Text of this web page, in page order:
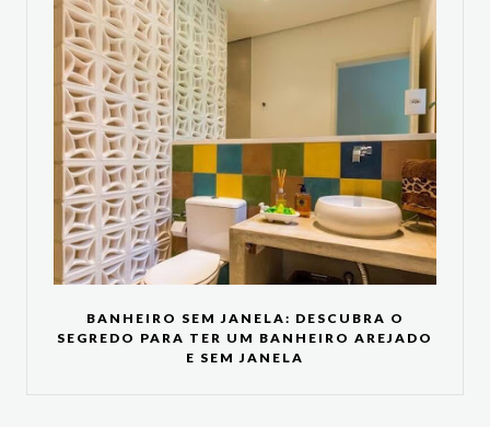
BANHEIRO SEM JANELA: DESCUBRA O
SEGREDO PARA TER UM BANHEIRO AREJADO
E SEM JANELA